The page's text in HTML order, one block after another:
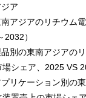
ジア
2032）
場シェア、2025 VS